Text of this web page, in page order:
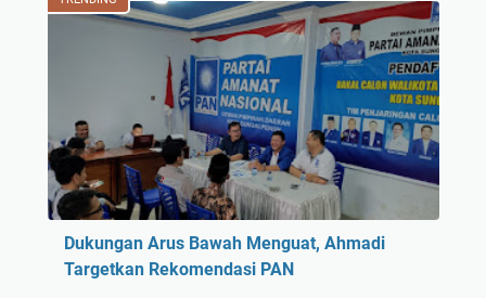
Dukungan Arus Bawah Menguat, Ahmadi
Targetkan Rekomendasi PAN